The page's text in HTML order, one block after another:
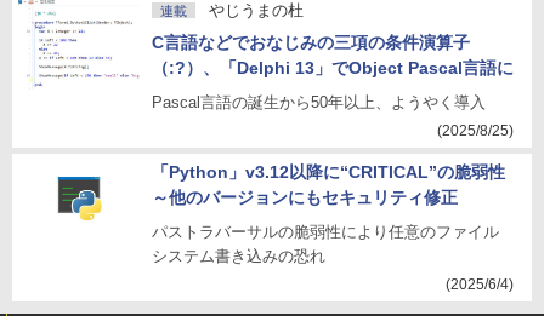
連載 やじうまの杜
C言語などでおなじみの三項の条件演算子
（:?）、「Delphi 13」でObject Pascal言語に
Pascal言語の誕生から50年以上、ようやく導入
(2025/8/25)
「Python」v3.12以降に“CRITICAL”の脆弱性
～他のバージョンにもセキュリティ修正
パストラバーサルの脆弱性により任意のファイル
システム書き込みの恐れ
(2025/6/4)